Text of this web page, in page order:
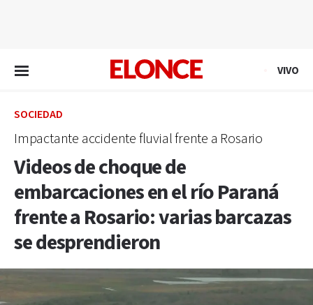
VIVO
SOCIEDAD
Impactante accidente fluvial frente a Rosario
Videos de choque de
embarcaciones en el río Paraná
frente a Rosario: varias barcazas
se desprendieron